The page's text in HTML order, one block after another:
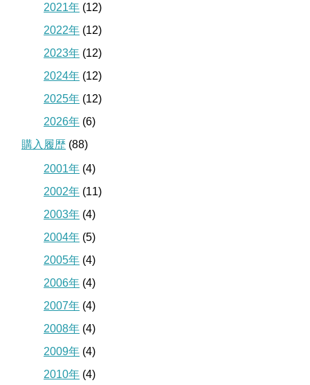
2021年 (12)
2022年 (12)
2023年 (12)
2024年 (12)
2025年 (12)
2026年 (6)
購入履歴 (88)
2001年 (4)
2002年 (11)
2003年 (4)
2004年 (5)
2005年 (4)
2006年 (4)
2007年 (4)
2008年 (4)
2009年 (4)
2010年 (4)